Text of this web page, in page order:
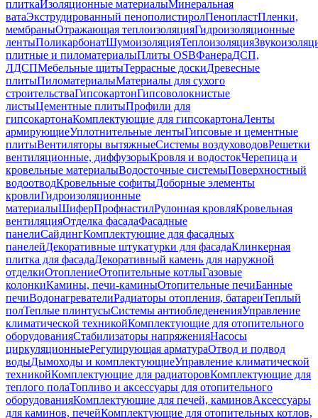
плиткаИзоляционные материалыМинеральная
ватаЭкструдированный пенополистиролПенопластПленки,
мембраныОтражающая теплоизоляцияГидроизоляционные
лентыПоликарбонатШумоизоляцияТеплоизоляция
плитные и пиломатериалыПлиты OSBФанераДСП,
ЛДСПМебельные щитыТеррасные доскиДревесные
плитыПиломатериалыМатериалы для сухого
строительстваГипсокартонГипсоволокнистые
листыЦементные плитыПрофили для
гипсокартонаКомплектующие для гипсокартонаЛенты
армирующиеУплотнительные лентыГипсовые и цементные
плитыВентиляторы вытяжныеСистемы воздуховодовРешетки
вентиляционные, диффузорыКровля и водостокЧерепица и
кровельные материалыВодосточные системыПоверхностный
водоотводКровельные софитыДоборные элементы
кровлиГидроизоляционные
материалыШиферПрофнастилРулонная кровляКровельная
вентиляцияОтделка фасадаФасадные
панелиСайдингКомплектующие для фасадных
панелейДекоративные штукатурки для фасадаКлинкерная
плитка для фасадаДекоративный камень для наружной
отделкиОтоплениеОтопительные котлыГазовые
колонкиКамины, печи-каминыОтопительные печиБанные
печиВодонагревателиРадиаторы отопления, батареиТеплый
полТеплые плинтусыСистемы антиобледененияУправление
климатической техникойКомплектующие для отопительного
оборудованияСтабилизаторы напряженияНасосы
циркуляционныеРегулирующая арматураОтвод и подвод
водыДымоходы и комплектующиеУправление климатической
техникойКомплектующие для радиаторовКомплектующие для
теплого полаТопливо и аксессуары для отопительного
оборудованияКомплектующие для печей, каминовАксессуары
для каминов, печейКомплектующие для отопительных котлов,